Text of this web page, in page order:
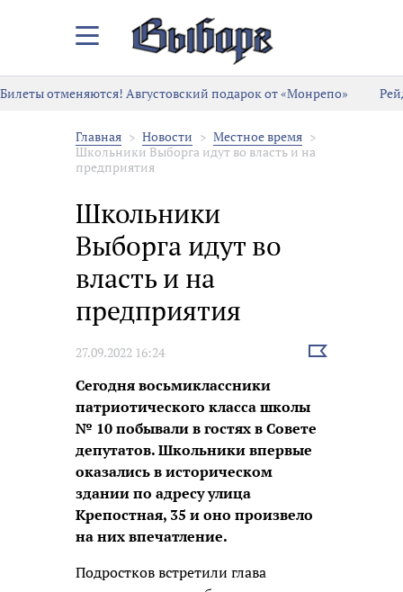
Закрыть/
меню
Билеты отменяются! Августовский подарок от «Монрепо»
Главная Новости
Местное время
Школьники Выборга идут во власть и на
предприятия
Школьники
Выборга идут во
власть и на
предприятия
27.09.2022 16:24
Выбрать
Сегодня восьмиклассники
патриотического класса школы
№ 10 побывали в гостях в Совете
депутатов. Школьники впервые
оказались в историческом
здании по адресу улица
Крепостная, 35 и оно произвело
на них впечатление.
Подростков встретили глава